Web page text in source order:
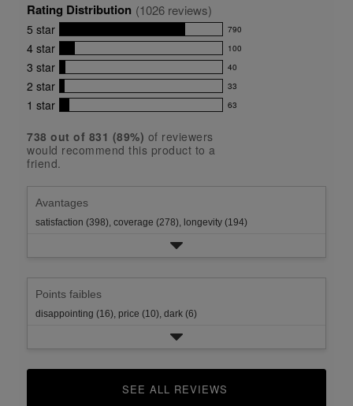
for
this
product:
4.5
out
of
5
stars
Rating Distribution (1026 reviews)
5 star 790
790
reviews
with
5
star
rating.
4 star 100
100
reviews
with
4
rating.
3 star 40
40
reviews
with
star
rating.
2 star 33
33
reviews
2
star
rating.
1 star 63
63
with
1
rating.
738 out of 831 (89%) of reviewers
would recommend this product to a
friend.
Avantages
satisfaction (398), coverage (278), longevity (194)
Points faibles
disappointing (16), price (10), dark (6)
CLICK TO GO TO ALL REVIEWS